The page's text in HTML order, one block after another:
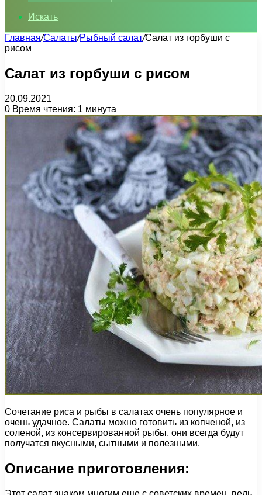
Искать
Главная/Салаты/Рыбный салат/Салат из горбуши с
рисом
Салат из горбуши с рисом
20.09.2021
0 Время чтения: 1 минута
Сочетание риса и рыбы в салатах очень популярное и
очень удачное. Салаты можно готовить из копченой, из
соленой, из консервированной рыбы, они всегда будут
получатся вкусными, сытными и полезными.
Описание приготовления: